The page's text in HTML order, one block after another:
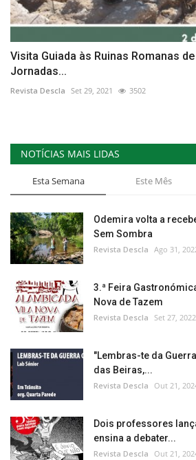
Visita Guiada às Ruinas Romanas
Jornadas...
Revista Descla Set 29, 2021 3502
NOTÍCIAS MAIS LIDAS
Esta Semana Este Mês
Odemira volta a
Sem Sombra
Revista Descla Ago 31,
3.ª Feira
Nova de Tazem
Revista Descla Set 27, 2022
"Lembras-te da
das Beiras,...
Revista Descla Out 21,
Dois professores
ensina a debater...
Revista Descla Out 21,